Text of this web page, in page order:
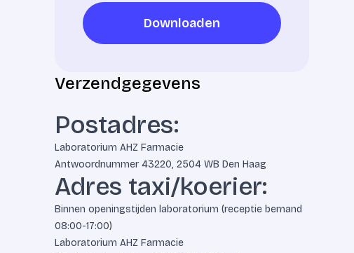
Downloaden
Downloaden
Verzendgegevens
Postadres:
Laboratorium AHZ Farmacie
Antwoordnummer 43220, 2504 WB Den Haag
Adres taxi/koerier:
Binnen openingstijden laboratorium (receptie bemand
08:00-17:00)
Laboratorium AHZ Farmacie